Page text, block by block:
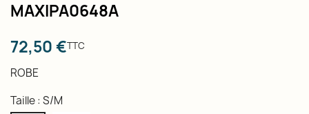
MAXIPA0648A
72,50 €TTC
ROBE
Taille : S/M